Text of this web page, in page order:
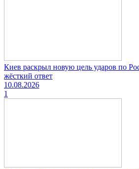
Киев раскрыл новую цель ударов по
жёсткий ответ
10.08.2026
1